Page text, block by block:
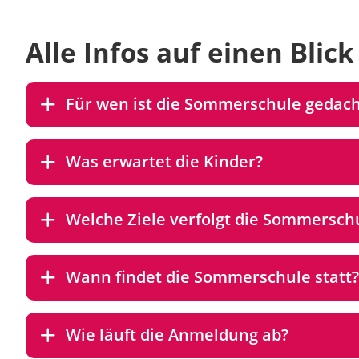
Alle Infos auf einen Blick
Für wen ist die Sommerschule
Was erwartet die Kinder?
Welche Ziele verfolgt die
Wann findet die Sommerschule statt?
Wie läuft die Anmeldung ab?